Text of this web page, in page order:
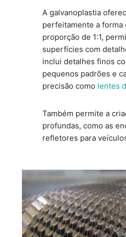
A galvanoplastia
perfeitamente a forma
proporção de 1:1,
superfícies com
inclui detalhes finos
pequenos padrões e
precisão como lentes
Também permite a
profundas, como as
refletores para